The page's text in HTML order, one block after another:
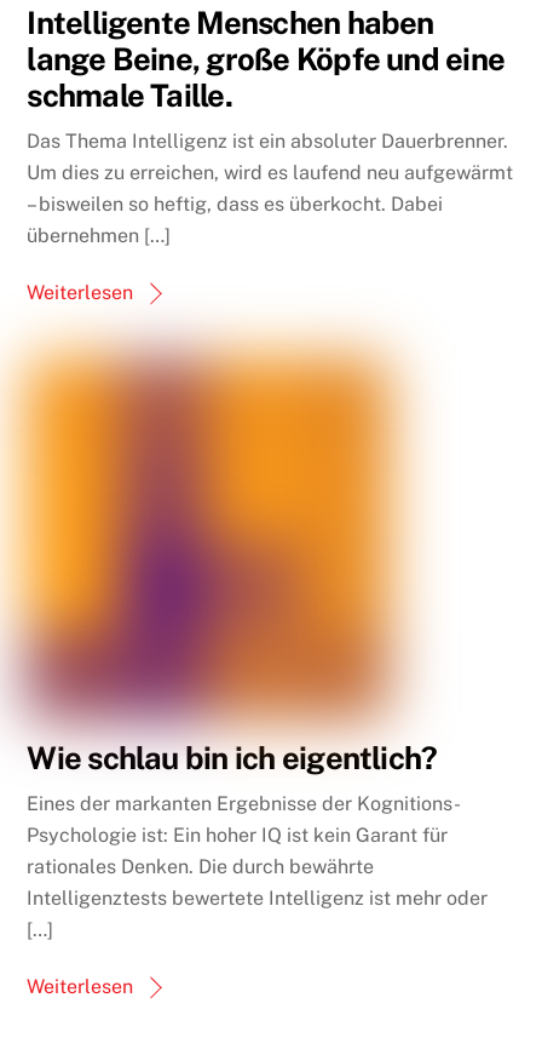
Intelligente Menschen haben
lange Beine, große Köpfe und eine
schmale Taille.
Das Thema Intelligenz ist ein absoluter Dauerbrenner.
Um dies zu erreichen, wird es laufend neu aufgewärmt
– bisweilen so heftig, dass es überkocht. Dabei
übernehmen […]
Weiterlesen
Wie schlau bin ich eigentlich?
Eines der markanten Ergebnisse der Kognitions-
Psychologie ist: Ein hoher IQ ist kein Garant für
rationales Denken. Die durch bewährte
Intelligenztests bewertete Intelligenz ist mehr oder
[…]
Weiterlesen